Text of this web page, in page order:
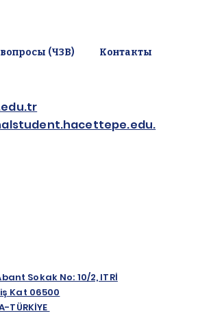
(ЧЗВ) Контакты
Sokak No: 10/2, ITRİ
Kat 06500
TÜRKİYE